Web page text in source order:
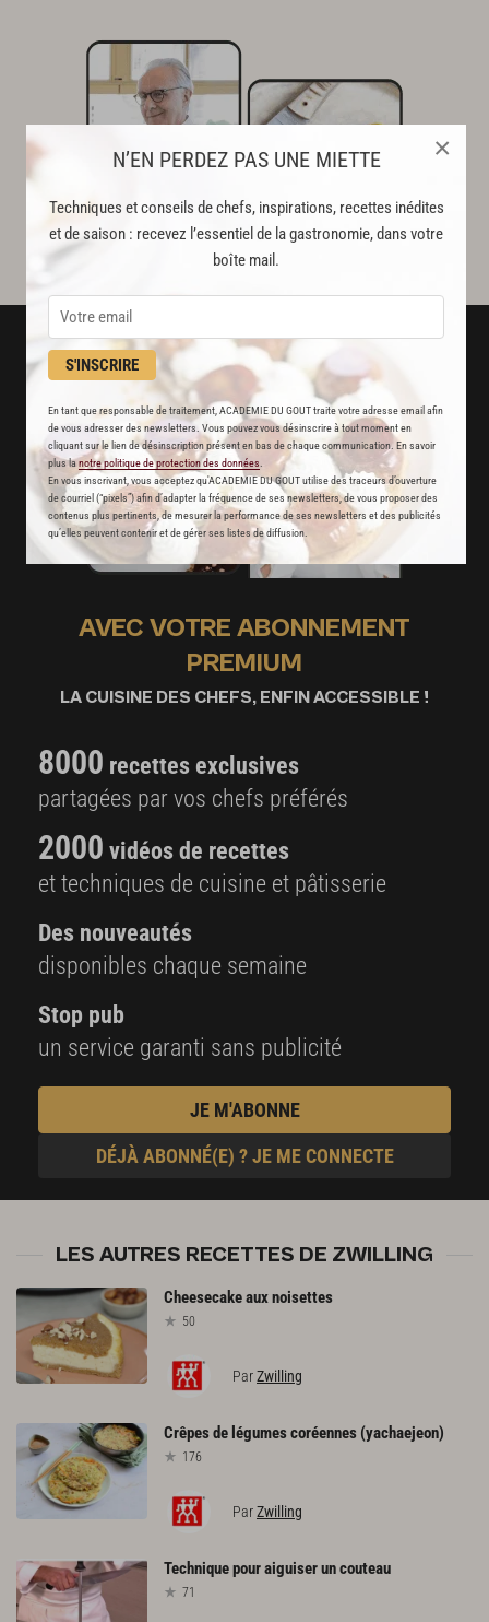
N’EN PERDEZ PAS UNE MIETTE
Techniques et conseils de chefs, inspirations, recettes inédites
et de saison : recevez l’essentiel de la gastronomie, dans votre
boîte mail.
S'INSCRIRE
En tant que responsable de traitement, ACADEMIE DU GOUT traite votre adresse email afin
de vous adresser des newsletters. Vous pouvez vous désinscrire à tout moment en
cliquant sur le lien de désinscription présent en bas de chaque communication. En savoir
plus lanotre politique de protection des données
En vous inscrivant, vous acceptez qu'ACADEMIE DU GOUT utilise des traceurs d’ouverture
de courriel (“pixels”) afin d’adapter la fréquence de ses newsletters, de vous proposer des
contenus plus pertinents, de mesurer la performance de ses newsletters et des publicités
qu’elles peuvent contenir et de gérer ses listes de diffusion.
×
AVEC VOTRE ABONNEMENT
PREMIUM
LA CUISINE DES CHEFS, ENFIN ACCESSIBLE !
8000 recettes exclusives
partagées par vos chefs préférés
2000 vidéos de recettes
et techniques de cuisine et pâtisserie
Des nouveautés
disponibles chaque semaine
Stop pub
un service garanti sans publicité
JE M'ABONNE
DÉJÀ ABONNÉ(E) ? JE ME CONNECTE
LES AUTRES RECETTES DE ZWILLING
Cheesecakeauxnoisettes
50
ParZwilling
Crêpesde légumescoréennes (yachaejeon)
176
ParZwilling
Techniquepouraiguiseruncouteau
71